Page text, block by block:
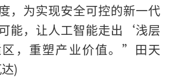
，为实现安全可控的新一代
能，让人工智能走出‘浅层
，重塑产业价值。”田天
)